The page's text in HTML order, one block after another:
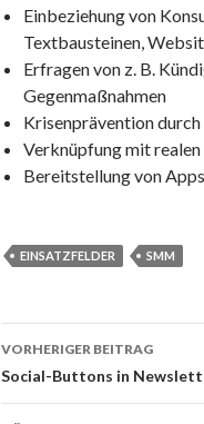
Einbeziehung von
Textbausteinen,
Erfragen von z. B.
Gegenmaßnahmen
Krisenprävention
Verknüpfung mit realen
Bereitstellung von Apps
EINSATZFELDER SMM
Beitrags-
Navigation
VORHERIGER BEITRAG
Social-Buttons in